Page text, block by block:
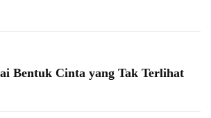
Bentuk Cinta yang Tak Terlihat